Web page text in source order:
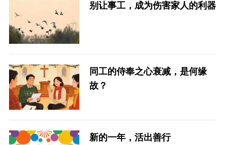
别让事工，成为伤害家人的利器
同工的侍奉之心衰减，是何缘
故？
新的一年，活出善行